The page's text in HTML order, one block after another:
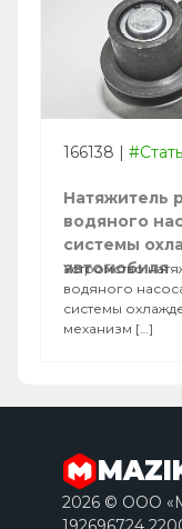
166138 |
Натяжитель
водяного
системы
автомобиля
Устройство
водяного
системы
механизм […]
2026 © ООО